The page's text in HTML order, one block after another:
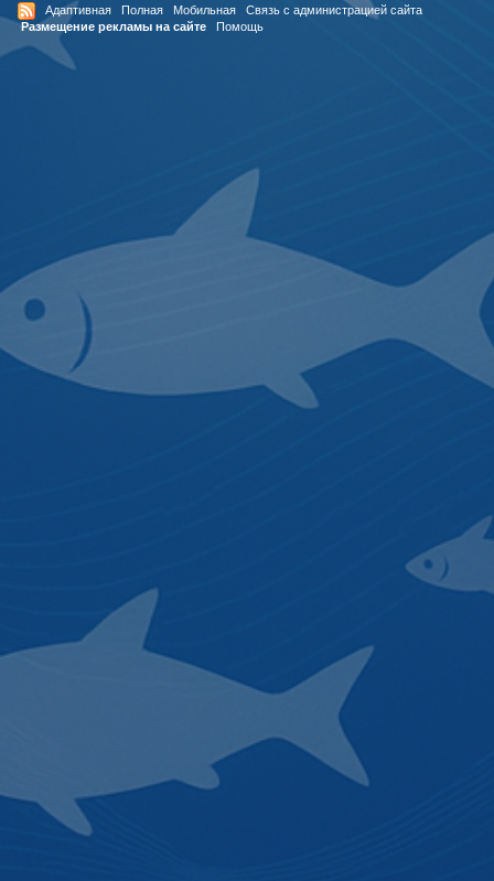
Адаптивная Полная Мобильная
Связь с администрацией сайта
Размещение рекламы на сайте
Помощь